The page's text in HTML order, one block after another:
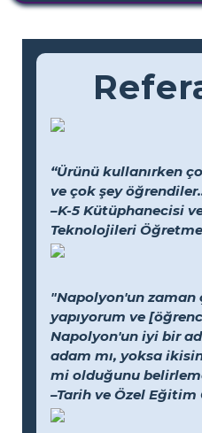
“Ürünü kullanırken
ve çok şey
–K-5 Kütüphanecisi
Teknolojileri
"Napolyon'un zaman
yapıyorum ve
Napolyon'un iyi bir
adam mı, yoksa
mi olduğunu
–Tarih ve Özel